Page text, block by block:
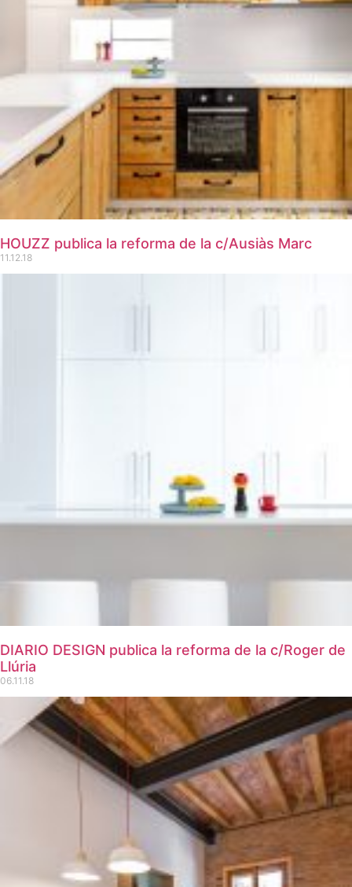
HOUZZ publica la reforma de la c/Ausiàs Marc
11.12.18
DIARIO DESIGN publica la reforma de la c/Roger de
Llúria
06.11.18